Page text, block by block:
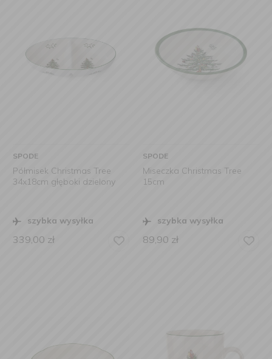
SPODE
Półmisek Christmas Tree
34x18cm głęboki dzielony
szybka wysyłka
339,00 zł
SPODE
Miseczka Christmas Tree
15cm
szybka wysyłka
89,90 zł